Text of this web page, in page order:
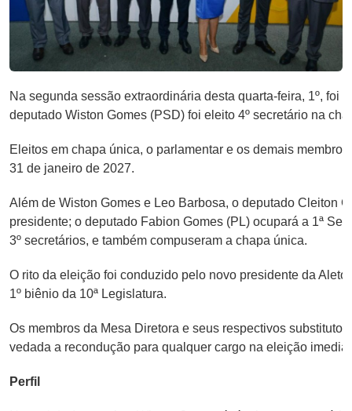
Na segunda sessão extraordinária desta quarta-feira, 1º, foi
deputado Wiston Gomes (PSD) foi eleito 4º secretário na
Eleitos em chapa única, o parlamentar e os demais
31 de janeiro de 2027.
Além de Wiston Gomes e Leo Barbosa, o deputado Cleiton
presidente; o deputado Fabion Gomes (PL) ocupará a 1ª
3º secretários, e também compuseram a chapa única.
O rito da eleição foi conduzido pelo novo presidente da
1º biênio da 10ª Legislatura.
Os membros da Mesa Diretora e seus respectivos
vedada a recondução para qualquer cargo na eleição
Perfil